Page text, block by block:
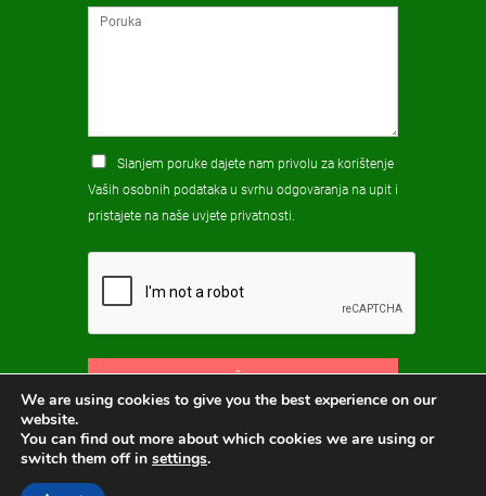
Slanjem poruke dajete nam privolu za korištenje
Vaših osobnih podataka u svrhu odgovaranja na upit i
pristajete na naše uvjete privatnosti
POŠALJI
We are using cookies to give you the best experience on our
website.
You can find out more about which cookies we are using or
switch them off in settings.